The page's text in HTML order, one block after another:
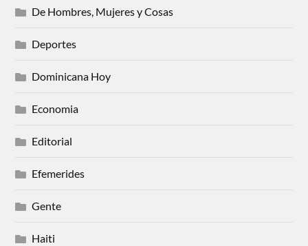
De Hombres, Mujeres y Cosas
Deportes
Dominicana Hoy
Economia
Editorial
Efemerides
Gente
Haiti